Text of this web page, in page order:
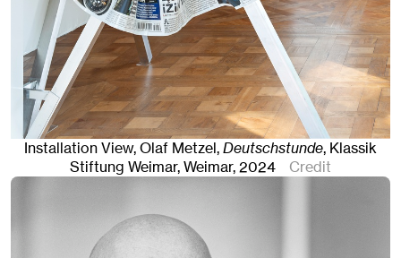
Installation View, Olaf Metzel,Deutschstunde, Klassik
Stiftung Weimar,Weimar, 2024 Credit